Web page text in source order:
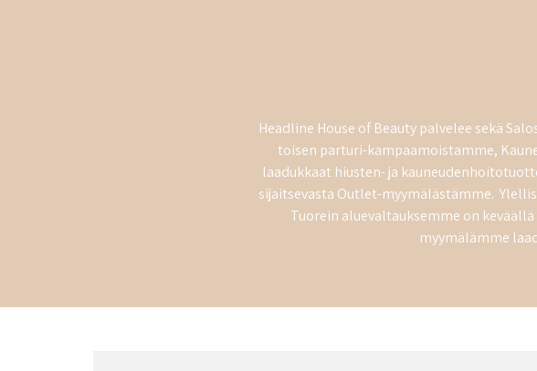
Headline House of Beauty palvelee sekä
toisen parturi-kampaamoistamme,
laadukkaat hiusten- ja
sijaitsevasta Outlet-myymälästämme.
Tuorein aluevaltauksemme on
myymälämme